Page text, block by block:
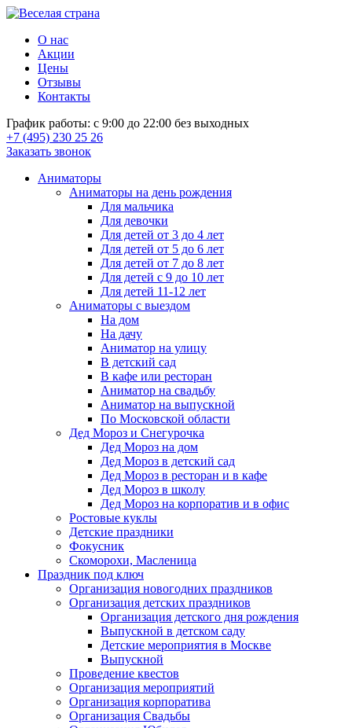
О нас
Акции
Цены
Отзывы
Контакты
График работы: с 9:00 до 22:00 без выходных
+7 (495) 230 25 26
Заказать звонок
Аниматоры
Аниматоры на день рождения
Для мальчика
Для девочки
Для детей от 3 до 4 лет
Для детей от 5 до 6 лет
Для детей от 7 до 8 лет
Для детей с 9 до 10 лет
Для детей 11-12 лет
Аниматоры с выездом
На дом
На дачу
Аниматор на улицу
В детский сад
В кафе или ресторан
Аниматор на свадьбу
Аниматор на выпускной
По Московской области
Дед Мороз и Снегурочка
Дед Мороз на дом
Дед Мороз в детский сад
Дед Мороз в ресторан и в кафе
Дед Мороз в школу
Дед Мороз на корпоратив и в офис
Ростовые куклы
Детские праздники
Фокусник
Скоморохи, Масленица
Праздник под ключ
Организация новогодних праздников
Организация детских праздников
Организация детского дня рождения
Выпускной в детском саду
Детские мероприятия в Москве
Выпускной
Проведение квестов
Организация мероприятий
Организация корпоратива
Организация Свадьбы